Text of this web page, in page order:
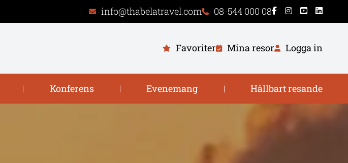
info@thabelatravel.com 08-544 000 08
Favoriter Mina resor Logga in
| Konferens | Evenemang | Hållbart resande